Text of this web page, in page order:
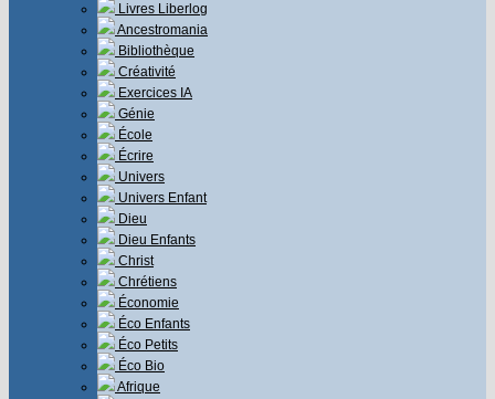
Livres Liberlog
Ancestromania
Bibliothèque
Créativité
Exercices IA
Génie
École
Écrire
Univers
Univers Enfant
Dieu
Dieu Enfants
Christ
Chrétiens
Économie
Éco Enfants
Éco Petits
Éco Bio
Afrique